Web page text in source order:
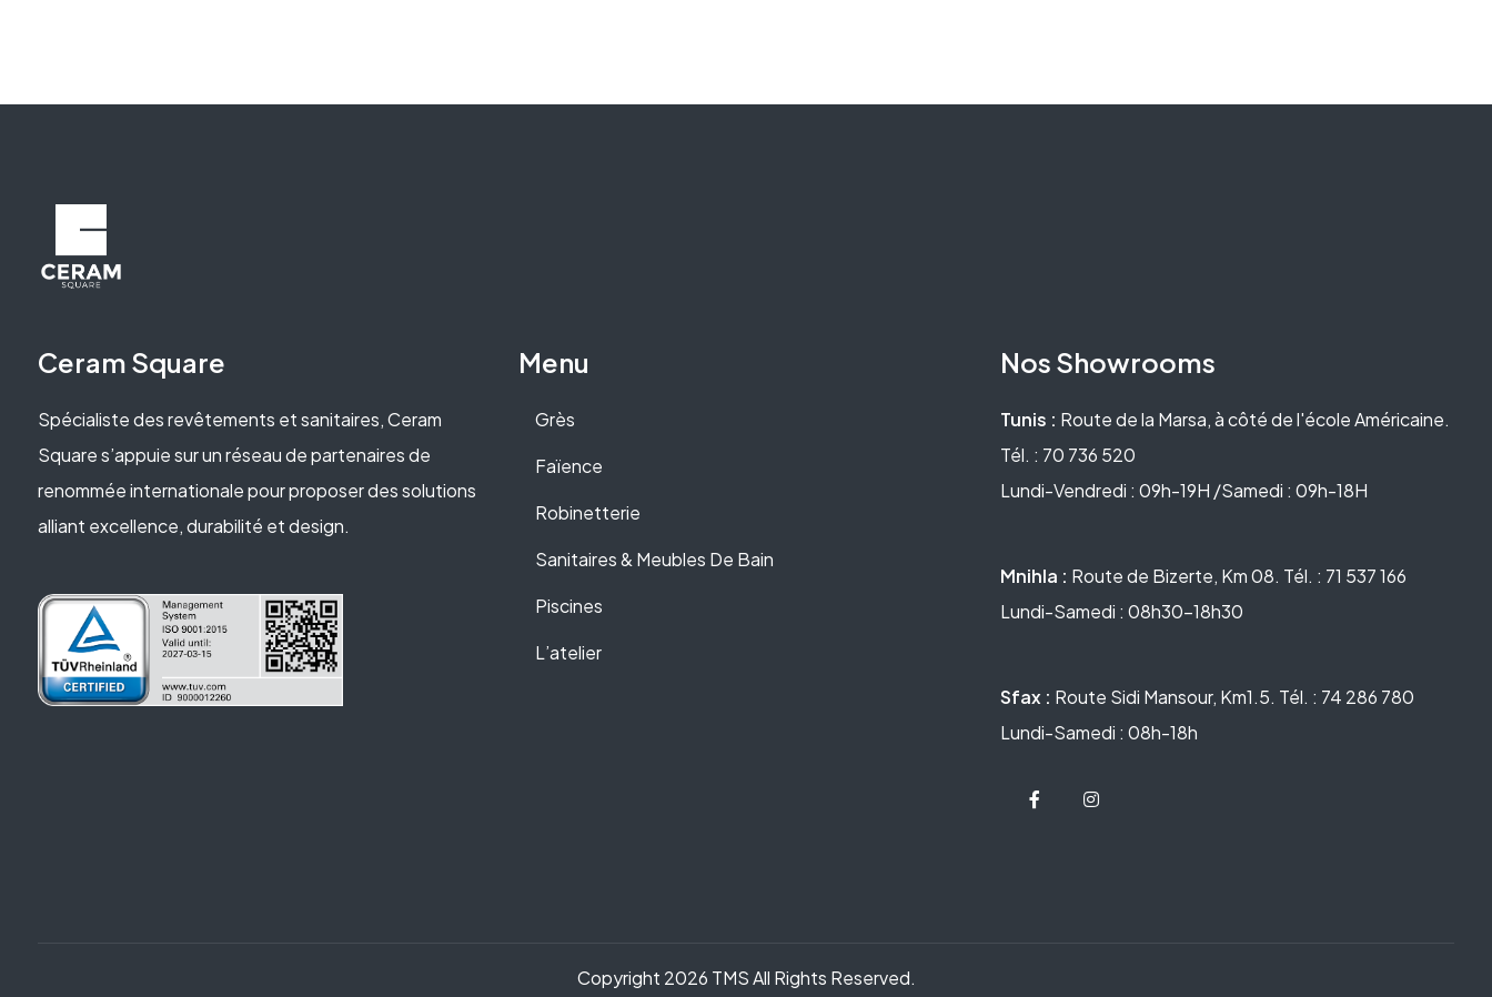
Ceram Square
Spécialiste des revêtements et sanitaires, Ceram
Square s’appuie sur un réseau de partenaires de
renommée internationale pour proposer des solutions
alliant excellence, durabilité et design.
Menu
Grès
Faïence
Robinetterie
Sanitaires & Meubles De Bain
Piscines
L’atelier
Nos Showrooms
Tunis : Route de la Marsa, à côté de l'école Américaine.
Tél. : 70 736 520
Lundi-Vendredi : 09h-19H /Samedi : 09h-18H
Mnihla : Route de Bizerte, Km 08. Tél. : 71 537 166
Lundi-Samedi : 08h30-18h30
Sfax : Route Sidi Mansour, Km1.5. Tél. : 74 286 780
Lundi-Samedi : 08h-18h
Copyright 2026 TMS All Rights Reserved.